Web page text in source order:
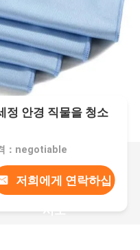
정 안경 직물을 청소
：negotiable
저희에게 연락하십
시오